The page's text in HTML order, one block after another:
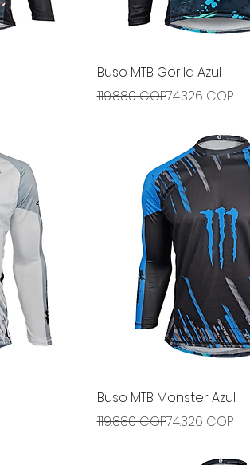
Vista rápida
Buso MTB Gorila Azul
Precio
119.880 COP
Precio de oferta74.326 COP
Vista rápida
Buso MTB Monster Azul
Precio
119.880 COP
Precio de oferta74.326 COP